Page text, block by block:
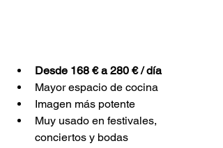
Desde 168 € a 280 € / día
Mayor espacio de cocina
Imagen más potente
Muy usado en festivales,
conciertos y bodas